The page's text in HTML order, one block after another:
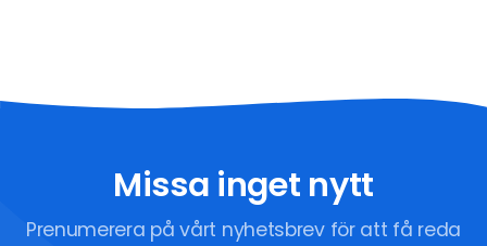
Missa inget nytt
Prenumerera på vårt nyhetsbrev för att få reda